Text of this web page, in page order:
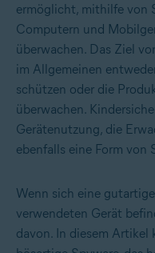
ermöglicht, mithilfe von
Computern und
überwachen. Das Ziel
im Allgemeinen
schützen oder die
überwachen.
Gerätenutzung, die
ebenfalls eine Form von
Wenn sich eine
verwendeten Gerät
davon. In diesem Artikel